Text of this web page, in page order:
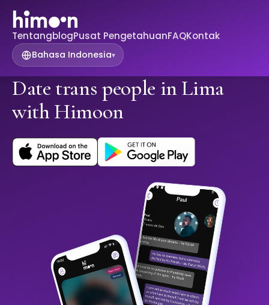
TentangblogPusat PengetahuanFAQKontak
Bahasa Indonesia▾
Date trans people in Lima
with Himoon